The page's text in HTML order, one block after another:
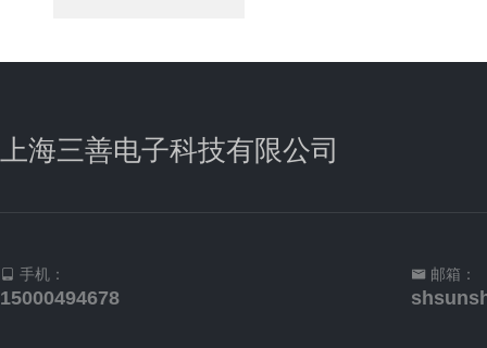
上海三善电子科技有限公司
手机：
15000494678
邮箱：